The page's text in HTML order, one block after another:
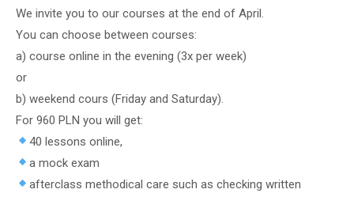
We invite you to our courses at the end of April.
You can choose between courses:
a) course online in the evening (3x per week)
or
b) weekend cours (Friday and Saturday).
For 960 PLN you will get:
40 lessons online,
a mock exam
afterclass methodical care such as checking written